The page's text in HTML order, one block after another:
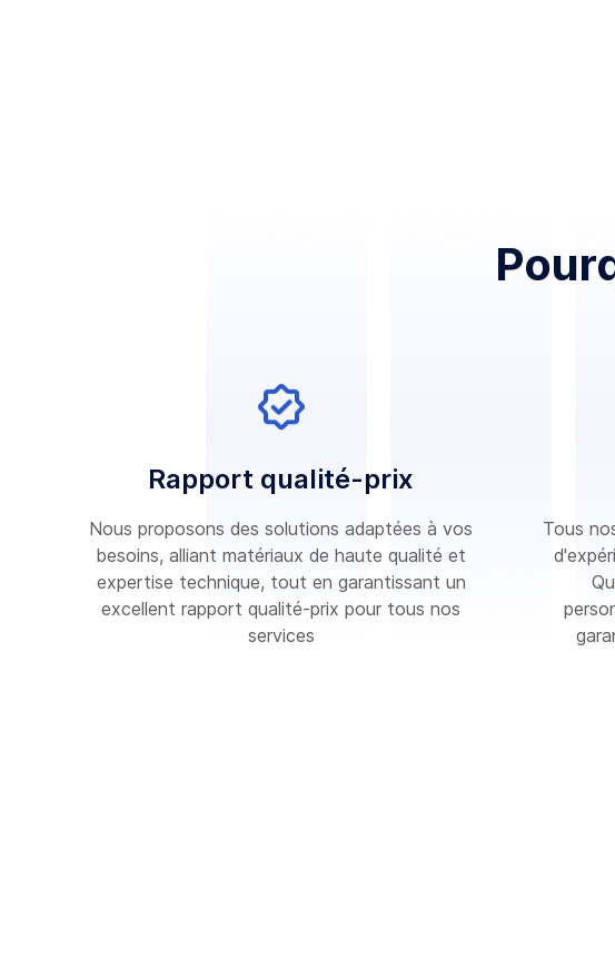
Rapport qualité-prix
Nous proposons des solutions adaptées à vos
besoins, alliant matériaux de haute qualité et
expertise technique, tout en garantissant un
excellent rapport qualité-prix pour tous nos
services
Tous